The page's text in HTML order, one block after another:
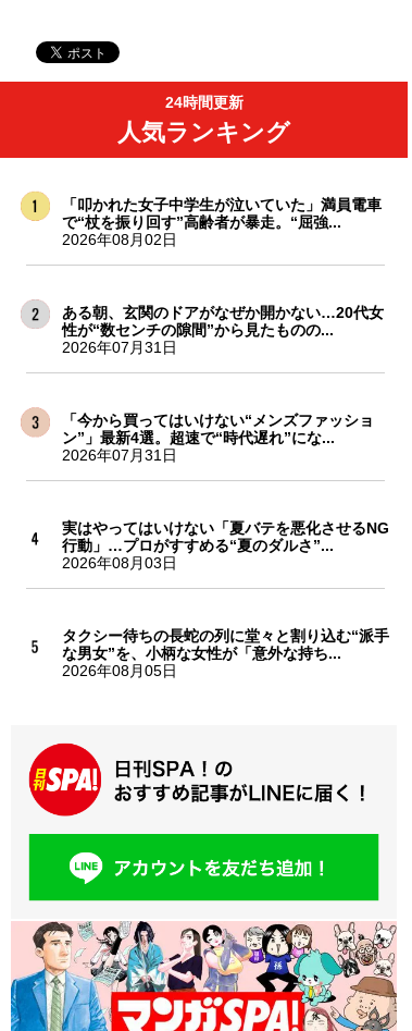
24時間更新
人気ランキング
「叩かれた女子中学生が泣いていた」満員電車
で“杖を振り回す”高齢者が暴走。“屈強...
2026年08月02日
ある朝、玄関のドアがなぜか開かない…20代女
性が“数センチの隙間”から見たものの...
2026年07月31日
「今から買ってはいけない“メンズファッショ
ン”」最新4選。超速で“時代遅れ”にな...
2026年07月31日
実はやってはいけない「夏バテを悪化させるNG
行動」…プロがすすめる“夏のダルさ”...
2026年08月03日
タクシー待ちの長蛇の列に堂々と割り込む“派手
な男女”を、小柄な女性が「意外な持ち...
2026年08月05日